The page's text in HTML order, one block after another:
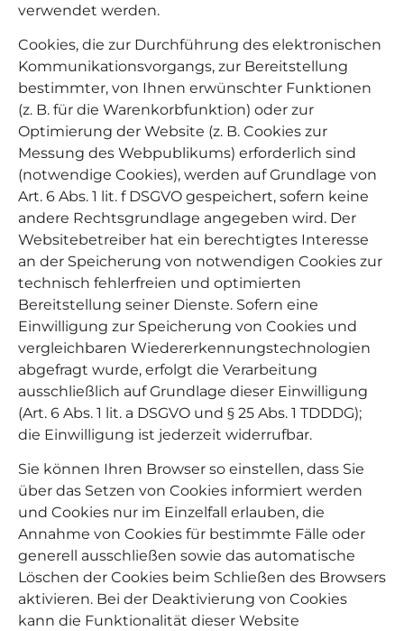
verwendet werden.
Cookies, die zur Durchführung des elektronischen
Kommunikationsvorgangs, zur Bereitstellung
bestimmter, von Ihnen erwünschter Funktionen
(z. B. für die Warenkorbfunktion) oder zur
Optimierung der Website (z. B. Cookies zur
Messung des Webpublikums) erforderlich sind
(notwendige Cookies), werden auf Grundlage von
Art. 6 Abs. 1 lit. f DSGVO gespeichert, sofern keine
andere Rechtsgrundlage angegeben wird. Der
Websitebetreiber hat ein berechtigtes Interesse
an der Speicherung von notwendigen Cookies zur
technisch fehlerfreien und optimierten
Bereitstellung seiner Dienste. Sofern eine
Einwilligung zur Speicherung von Cookies und
vergleichbaren Wiedererkennungstechnologien
abgefragt wurde, erfolgt die Verarbeitung
ausschließlich auf Grundlage dieser Einwilligung
(Art. 6 Abs. 1 lit. a DSGVO und § 25 Abs. 1 TDDDG);
die Einwilligung ist jederzeit widerrufbar.
Sie können Ihren Browser so einstellen, dass Sie
über das Setzen von Cookies informiert werden
und Cookies nur im Einzelfall erlauben, die
Annahme von Cookies für bestimmte Fälle oder
generell ausschließen sowie das automatische
Löschen der Cookies beim Schließen des Browsers
aktivieren. Bei der Deaktivierung von Cookies
kann die Funktionalität dieser Website